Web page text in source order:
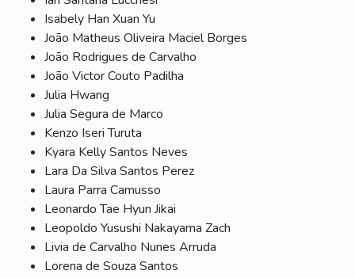
Isabely Han Xuan Yu
João Matheus Oliveira Maciel Borges
João Rodrigues de Carvalho
João Victor Couto Padilha
Julia Hwang
Julia Segura de Marco
Kenzo Iseri Turuta
Kyara Kelly Santos Neves
Lara Da Silva Santos Perez
Laura Parra Camusso
Leonardo Tae Hyun Jikai
Leopoldo Yusushi Nakayama Zach
Livia de Carvalho Nunes Arruda
Lorena de Souza Santos